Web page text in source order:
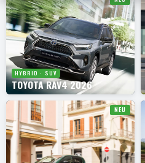
HYBRID · SUV
TOYOTA RAV4 2026
NEU